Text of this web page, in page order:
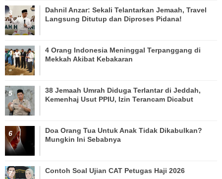
Dahnil Anzar: Sekali Telantarkan Jemaah, Travel
Langsung Ditutup dan Diproses Pidana!
4 Orang Indonesia Meninggal Terpanggang di
Mekkah Akibat Kebakaran
38 Jemaah Umrah Diduga Terlantar di Jeddah,
Kemenhaj Usut PPIU, Izin Terancam Dicabut
Doa Orang Tua Untuk Anak Tidak Dikabulkan?
Mungkin Ini Sebabnya
Contoh Soal Ujian CAT Petugas Haji 2026